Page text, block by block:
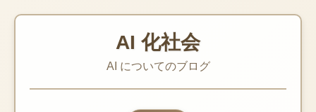
AI 化社会
AI についてのブログ